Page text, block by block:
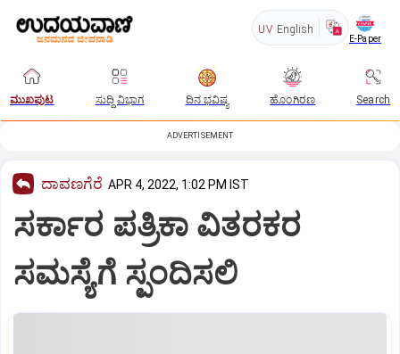
UV English
E-Paper
ಮುಖಪುಟ ಸುದ್ದಿ ವಿಭಾಗ ದಿನ ಭವಿಷ್ಯ ಹೊಂಗಿರಣ Search
ADVERTISEMENT
ದಾವಣಗೆರೆ APR 4, 2022, 1:02 PM IST
ಸರ್ಕಾರ ಪತ್ರಿಕಾ ವಿತರಕರ
ಸಮಸ್ಯೆಗೆ ಸ್ಪಂದಿಸಲಿ